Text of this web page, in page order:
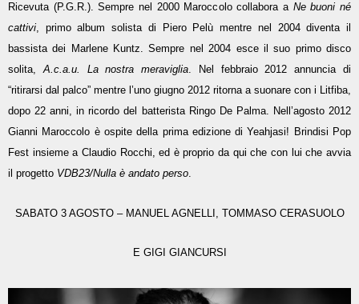
Ricevuta (P.G.R.). Sempre nel 2000 Maroccolo collabora a Ne buoni né
cattivi, primo album solista di Piero Pelù mentre nel 2004 diventa il
bassista dei Marlene Kuntz. Sempre nel 2004 esce il suo primo disco
solita,A.c.a.u. La nostra meraviglia. Nel febbraio 2012 annuncia di
“ritirarsi dal palco” mentre l’uno giugno 2012 ritorna a suonare con i Litfiba,
dopo 22 anni, in ricordo del batterista Ringo De Palma. Nell’agosto 2012
Gianni Maroccolo è ospite della prima edizione di Yeahjasi! Brindisi Pop
Fest insieme a Claudio Rocchi, ed è proprio da qui che con lui che avvia
il progetto VDB23/Nulla è andato perso.
SABATO 3 AGOSTO – MANUEL AGNELLI, TOMMASO CERASUOLO
E GIGI GIANCURSI